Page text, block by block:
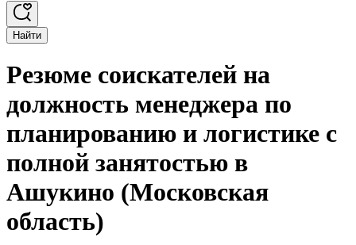
Найти
Резюме соискателей на
должность менеджера по
планированию и логистике с
полной занятостью в
Ашукино (Московская
область)